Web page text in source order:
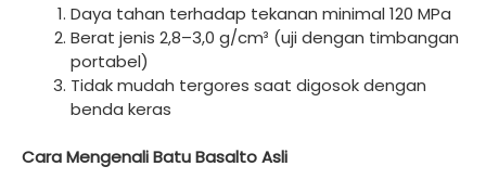
Daya tahan terhadap tekanan minimal 120 MPa
Berat jenis 2,8–3,0 g/cm³ (uji dengan timbangan
portabel)
Tidak mudah tergores saat digosok dengan
benda keras
Cara Mengenali Batu Basalto Asli